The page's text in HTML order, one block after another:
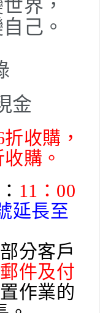
界，
己。
金
收購，
購。
11：00
延長至
分客戶
郵件及付
作業的